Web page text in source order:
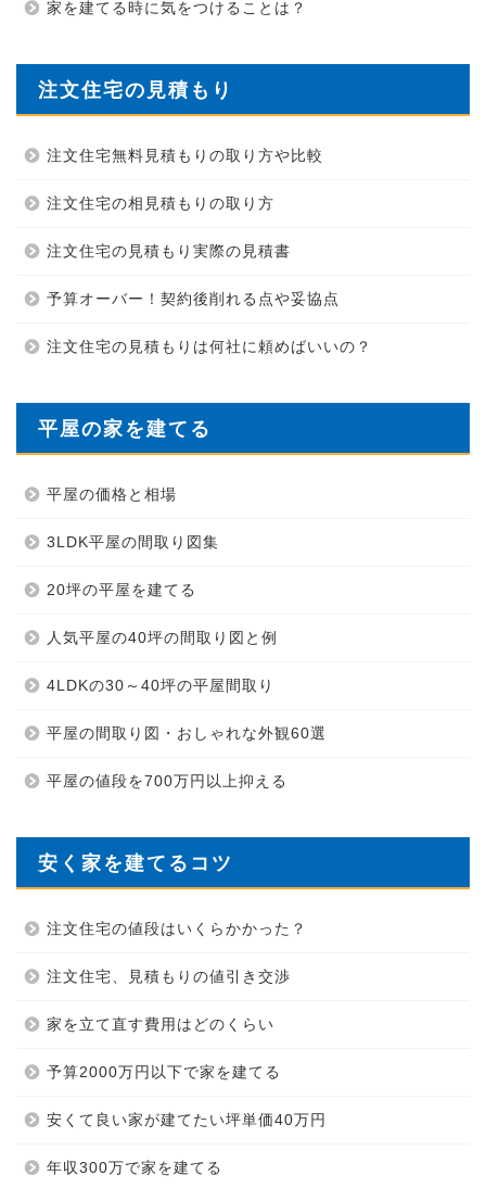
家を建てる時に気をつけることは？
注文住宅の見積もり
注文住宅無料見積もりの取り方や比較
注文住宅の相見積もりの取り方
注文住宅の見積もり実際の見積書
予算オーバー！契約後削れる点や妥協点
注文住宅の見積もりは何社に頼めばいいの？
平屋の家を建てる
平屋の価格と相場
3LDK平屋の間取り図集
20坪の平屋を建てる
人気平屋の40坪の間取り図と例
4LDKの30～40坪の平屋間取り
平屋の間取り図・おしゃれな外観60選
平屋の値段を700万円以上抑える
安く家を建てるコツ
注文住宅の値段はいくらかかった？
注文住宅、見積もりの値引き交渉
家を立て直す費用はどのくらい
予算2000万円以下で家を建てる
安くて良い家が建てたい坪単価40万円
年収300万で家を建てる